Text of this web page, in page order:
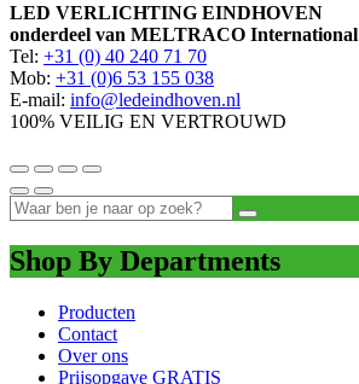
LED VERLICHTING EINDHOVEN
onderdeel van MELTRACO International
Tel: +31 (0) 40 240 71 70
Mob: +31 (0)6 53 155 038
E-mail: info@ledeindhoven.nl
100% VEILIG EN VERTROUWD
Shop By Departments
Producten
Contact
Over ons
Prijsopgave GRATIS